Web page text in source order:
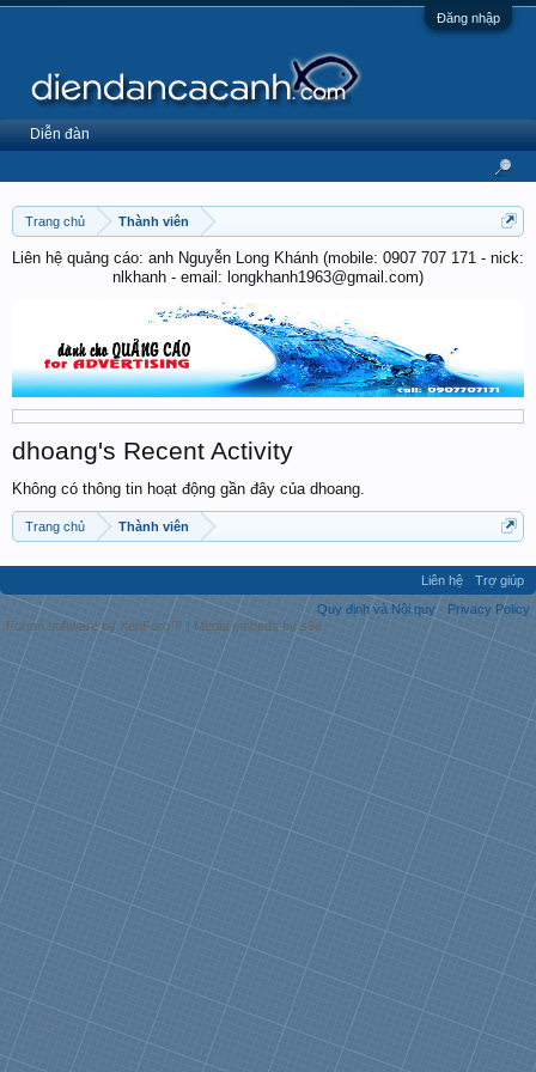
Đăng nhập
Trang chủ Thành viên
Liên hệ quảng cáo: anh Nguyễn Long Khánh (mobile: 0907 707 171 - nick:
nlkhanh - email: longkhanh1963@gmail.com)
dhoang's Recent Activity
Không có thông tin hoạt động gần đây của dhoang.
Trang chủ Thành viên
Diễn đàn
Liên hệ
Trợ giúp
Quy định và Nội quy
Privacy Policy
Forum software by XenForo™ | Media embeds by s9e